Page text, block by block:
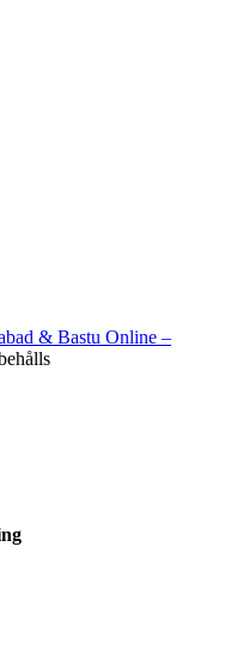
& Bastu Online –